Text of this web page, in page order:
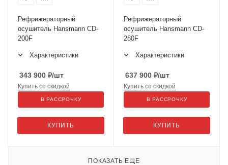
Рефрижераторный
осушитель Hansmann CD-
200F
Характеристики
343 900 ₽/шт
КУПИТЬ
Купить со скидкой
В РАССРОЧКУ
Рефрижераторный
осушитель Hansmann CD-
280F
Характеристики
637 900 ₽/шт
КУПИТЬ
Купить со скидкой
В РАССРОЧКУ
ПОКАЗАТЬ ЕЩЕ